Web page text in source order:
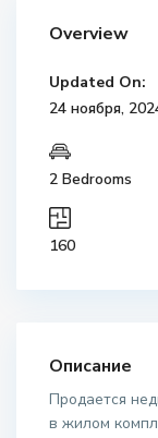
Overview
Updated On:
24 ноября,
2 Bedrooms
160
Описание
Продается
в жилом